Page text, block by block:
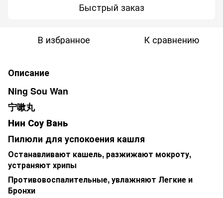
Быстрый заказ
В избранное К сравнению
Описание
Ning Sou Wan
宁嗽丸
Нин Соу Вань
Пилюли для успокоения кашля
Останавливают кашель, разжижают мокроту,
устраняют хрипы
Противовоспалительные, увлажняют Легкие и
Бронхи